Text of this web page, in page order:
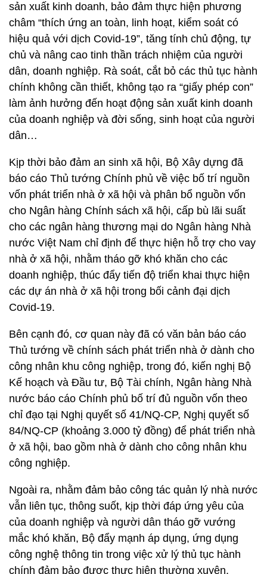
sản xuất kinh doanh, bảo đảm thực hiện phương
châm “thích ứng an toàn, linh hoạt, kiểm soát có
hiệu quả với dịch Covid-19”, tăng tính chủ động, tự
chủ và nâng cao tinh thần trách nhiệm của người
dân, doanh nghiệp. Rà soát, cắt bỏ các thủ tục hành
chính không cần thiết, không tạo ra “giấy phép con”
làm ảnh hưởng đến hoạt động sản xuất kinh doanh
của doanh nghiệp và đời sống, sinh hoạt của người
dân…
Kịp thời bảo đảm an sinh xã hội, Bộ Xây dựng đã
báo cáo Thủ tướng Chính phủ về việc bố trí nguồn
vốn phát triển nhà ở xã hội và phân bổ nguồn vốn
cho Ngân hàng Chính sách xã hội, cấp bù lãi suất
cho các ngân hàng thương mại do Ngân hàng Nhà
nước Việt Nam chỉ định để thực hiện hỗ trợ cho vay
nhà ở xã hội, nhằm tháo gỡ khó khăn cho các
doanh nghiệp, thúc đẩy tiến độ triển khai thực hiện
các dự án nhà ở xã hội trong bối cảnh đại dịch
Covid-19.
Bên cạnh đó, cơ quan này đã có văn bản báo cáo
Thủ tướng về chính sách phát triển nhà ở dành cho
công nhân khu công nghiệp, trong đó, kiến nghị Bộ
Kế hoạch và Đầu tư, Bộ Tài chính, Ngân hàng Nhà
nước báo cáo Chính phủ bố trí đủ nguồn vốn theo
chỉ đạo tại Nghị quyết số 41/NQ-CP, Nghị quyết số
84/NQ-CP (khoảng 3.000 tỷ đồng) để phát triển nhà
ở xã hội, bao gồm nhà ở dành cho công nhân khu
công nghiệp.
Ngoài ra, nhằm đảm bảo công tác quản lý nhà nước
vẫn liên tục, thông suốt, kịp thời đáp ứng yêu của
của doanh nghiệp và người dân tháo gỡ vướng
mắc khó khăn, Bộ đẩy mạnh áp dụng, ứng dụng
công nghệ thông tin trong việc xử lý thủ tục hành
chính đảm bảo được thực hiện thường xuyên,